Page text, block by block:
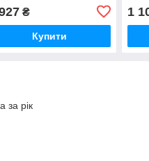
₴
Купити
1
за рік